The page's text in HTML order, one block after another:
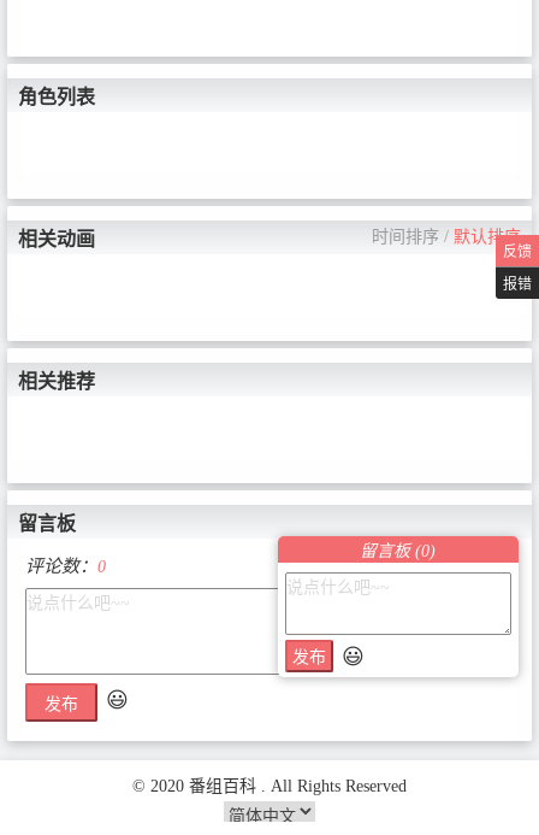
角色列表
相关动画 时间排序 / 默认排序
相关推荐
留言板
评论数： 0
发布 😃
留言板 (0)
发布 😃
反馈
报错
© 2020 番组百科 . All Rights Reserved